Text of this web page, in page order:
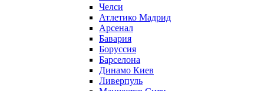
Челси
Атлетико Мадрид
Арсенал
Бавария
Боруссия
Барселона
Динамо Киев
Ливерпуль